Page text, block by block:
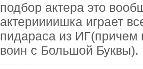
подбор актера это
актериииишка играет
пидараса из ИГ(причем
воин с Большой Буквы).